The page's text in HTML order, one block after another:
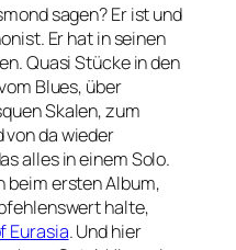
sagen? Er ist und
Er hat in seinen
Quasi Stücke in den
Blues, über
Skalen, zum
von da wieder
alles in einem Solo.
beim ersten Album,
halte,
Eurasia. Und hier